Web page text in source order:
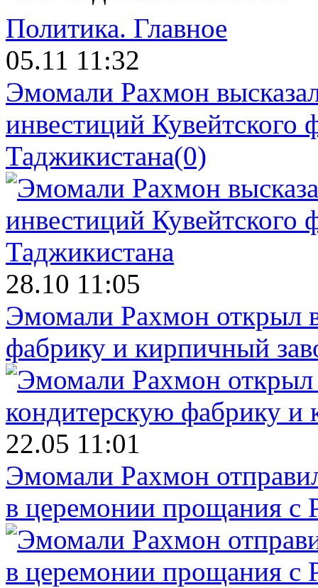
Политика. Главное
05.11 11:32
Эмомали Рахмон
инвестиций Кувейтского
Таджикистана(0)
28.10 11:05
Эмомали Рахмон открыл
фабрику и кирпичный
22.05 11:01
Эмомали Рахмон
в церемонии прощания с